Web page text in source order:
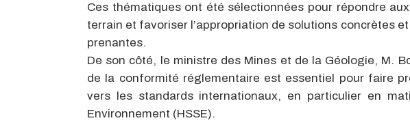
Ces thématiques ont été sélectionnées pour répondre
terrain et favoriser l’appropriation de solutions concrètes
prenantes.
De son côté, le ministre des Mines et de la Géologie, M.
de la conformité réglementaire est essentiel pour faire
vers les standards internationaux, en particulier en
Environnement (HSSE).